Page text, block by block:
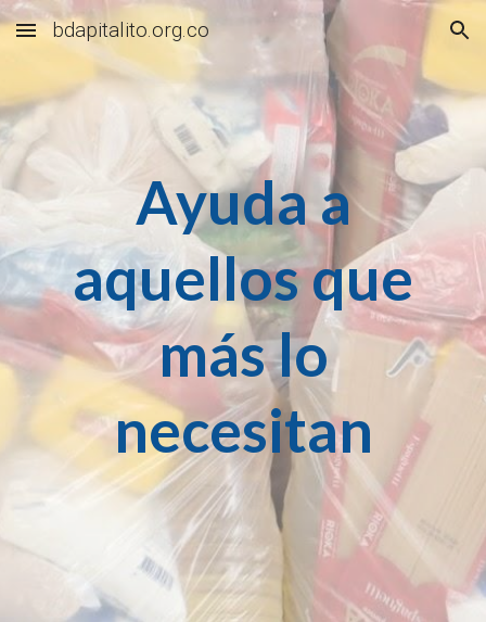
Skip to main content Skip to navigation
bdapitalito.org.co
Ayuda a
aquellos que
más lo
necesitan